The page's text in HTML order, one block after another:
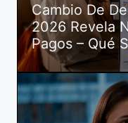
Cambio De
2026 Revela
Pagos – Qué